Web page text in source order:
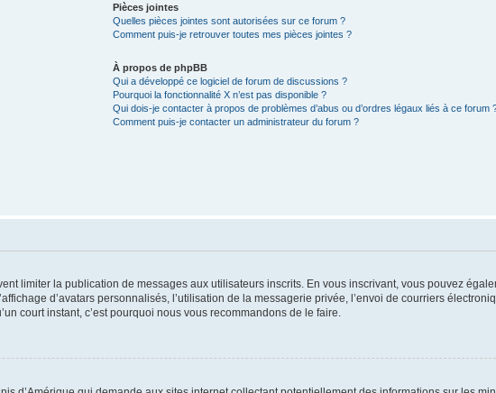
Pièces jointes
Quelles pièces jointes sont autorisées sur ce forum ?
Comment puis-je retrouver toutes mes pièces jointes ?
À propos de phpBB
Qui a développé ce logiciel de forum de discussions ?
Pourquoi la fonctionnalité X n’est pas disponible ?
Qui dois-je contacter à propos de problèmes d’abus ou d’ordres légaux liés à ce forum
Comment puis-je contacter un administrateur du forum ?
limiter la publication de messages aux utilisateurs inscrits. En vous inscrivant, vous pouvez
d’avatars personnalisés, l’utilisation de la messagerie privée, l’envoi de courriers
court instant, c’est pourquoi nous vous recommandons de le faire.